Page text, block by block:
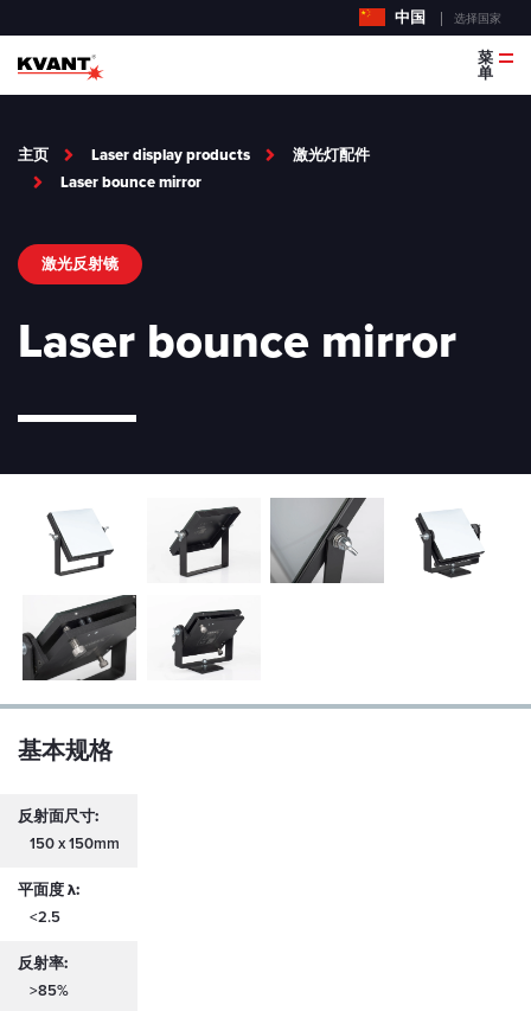
中国 选择国家
菜
单
主页 Laser display products
激光灯配件
Laser bounce mirror
激光反射镜
Laser bounce mirror
基本规格
反射面尺寸:
150 x 150mm
平面度 λ:
<2.5
反射率:
>85%